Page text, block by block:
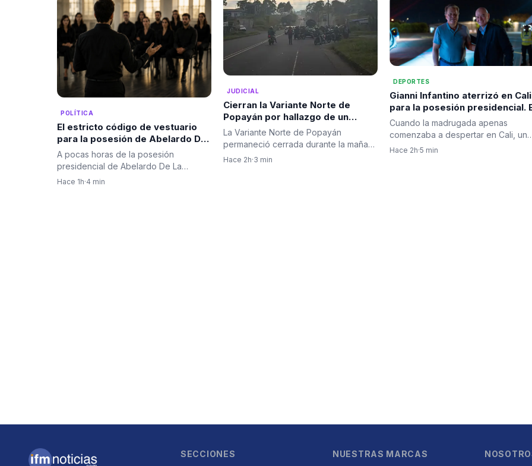
POLÍTICA
El estricto código de vestuario
para la posesión de Abelardo De
La Espriella despierta
expectativa entre los invitados:
Color negro
A pocas horas de la posesión
presidencial de Abelardo De La
Espriella, uno de los aspectos que
Hace 1h·4 min
JUDICIAL
Cierran la Variante Norte de
Popayán por hallazgo de un
cilindro sospechoso; autoridades
realizaron destrucción
controlada
La Variante Norte de Popayán
permaneció cerrada durante la mañana
de este viernes 7 de agosto tras…
Hace 2h·3 min
DEPORTES
Gianni Infantino aterrizó en Cali
para la posesión presidencial.
fútbol mundial también dijo
presente.
Cuando la madrugada apenas
comenzaba a despertar en Cali, un
avión procedente del exterior
Hace 2h·5 min
SECCIONES NUESTRAS MARCAS